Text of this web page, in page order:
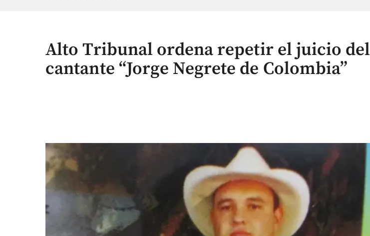
Alto Tribunal ordena repetir el juicio del
cantante “Jorge Negrete de Colombia”